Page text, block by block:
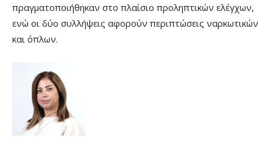
πραγματοποιήθηκαν στο πλαίσιο προληπτικών ελέγχων,
ενώ οι δύο συλλήψεις αφορούν περιπτώσεις ναρκωτικών
και όπλων.